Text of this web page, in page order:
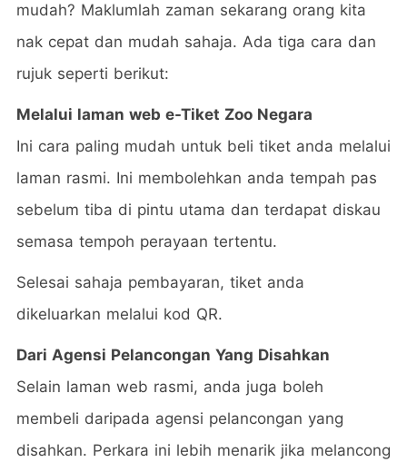
mudah? Maklumlah zaman sekarang orang kita
nak cepat dan mudah sahaja. Ada tiga cara dan
rujuk seperti berikut:
Melalui laman web e-Tiket Zoo Negara
Ini cara paling mudah untuk beli tiket anda melalui
laman rasmi. Ini membolehkan anda tempah pas
sebelum tiba di pintu utama dan terdapat diskau
semasa tempoh perayaan tertentu.
Selesai sahaja pembayaran, tiket anda
dikeluarkan melalui kod QR.
Dari Agensi Pelancongan Yang Disahkan
Selain laman web rasmi, anda juga boleh
membeli daripada agensi pelancongan yang
disahkan. Perkara ini lebih menarik jika melancong